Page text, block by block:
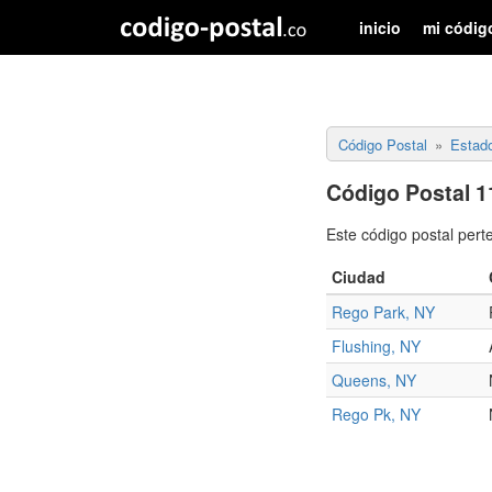
inicio mi
Código Postal
Código Postal
Este código postal
Ciudad
Rego Park, NY
Flushing, NY
Queens, NY
Rego Pk, NY